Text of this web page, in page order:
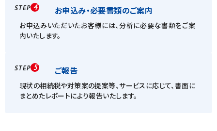
STEP 4 お申込み・必要書類のご案内
お申込みいただいたお客様には、分析に必要な書類をご案
内いたします。
STEP 5 ご報告
現状の相続税や対策案の提案等、サービスに応じて、書面に
まとめたレポートにより報告いたします。